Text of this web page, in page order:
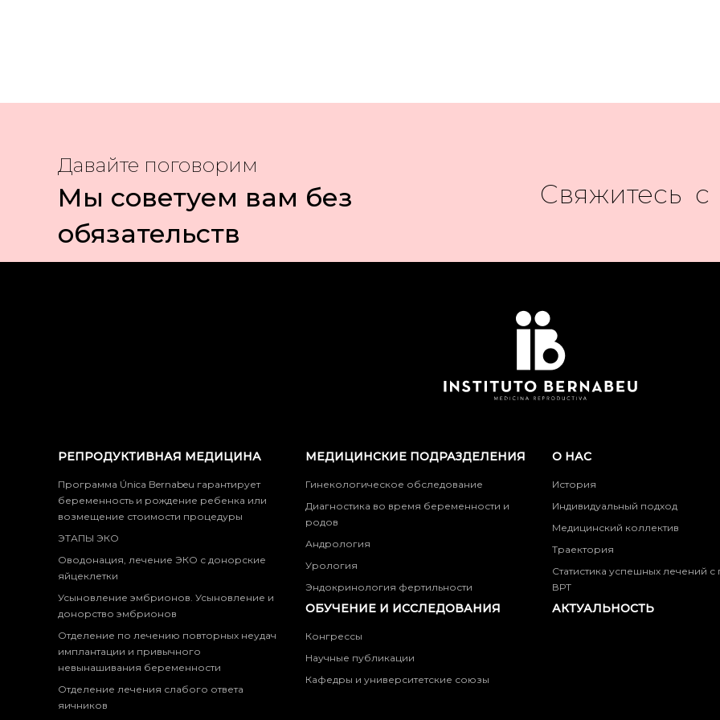
Давайте поговорим
Мы советуем вам без
обязательств
Свяжитесь
РЕПРОДУКТИВНАЯ МЕДИЦИНА
Программа Única Bernabeu гарантирует
беременность и рождение ребенка или
возмещение стоимости процедуры
ЭТАПЫ ЭКО
Оводонация, лечение ЭКО с донорские
яйцеклетки
Усыновление эмбрионов. Усыновление и
донорство эмбрионов
Отделение по лечению повторных неудач
имплантации и привычного
невынашивания беременности
Отделение лечения слабого ответа
яичников
МЕДИЦИНСКИЕ ПОДРАЗДЕЛЕНИЯ
Гинекологическое обследование
Диагностика во время беременности и
родов
Андрология
Урология
Эндокринология фертильности
ОБУЧЕНИЕ И ИССЛЕДОВАНИЯ
Конгрессы
Научные публикации
Кафедры и университетские союзы
О НАС
История
Индивидуальный подход
Медицинский коллектив
Траектория
Статистика успешных лечений
ВРТ
АКТУАЛЬНОСТЬ